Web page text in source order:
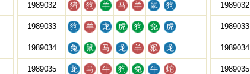
1989032 猪 狗 羊 马 羊 鼠 狗
1989033 狗 羊 龙 虎 狗 兔 虎
1989034 兔 鼠 马 龙 羊 猴 龙
1989035 龙 马 牛 狗 兔 牛 蛇
1989032
1989033
1989034
1989035